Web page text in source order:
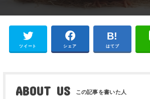
ツイート シェア はてブ
ABOUT US